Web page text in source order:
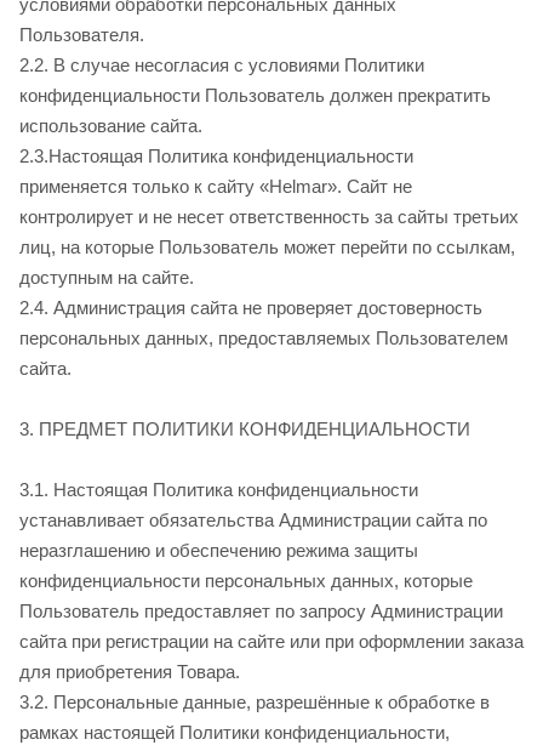
условиями обработки персональных данных
Пользователя.
2.2. В случае несогласия с условиями Политики
конфиденциальности Пользователь должен прекратить
использование сайта.
2.3.Настоящая Политика конфиденциальности
применяется только к сайту «Helmar». Сайт не
контролирует и не несет ответственность за сайты третьих
лиц, на которые Пользователь может перейти по ссылкам,
доступным на сайте.
2.4. Администрация сайта не проверяет достоверность
персональных данных, предоставляемых Пользователем
сайта.
3. ПРЕДМЕТ ПОЛИТИКИ КОНФИДЕНЦИАЛЬНОСТИ
3.1. Настоящая Политика конфиденциальности
устанавливает обязательства Администрации сайта по
неразглашению и обеспечению режима защиты
конфиденциальности персональных данных, которые
Пользователь предоставляет по запросу Администрации
сайта при регистрации на сайте или при оформлении заказа
для приобретения Товара.
3.2. Персональные данные, разрешённые к обработке в
рамках настоящей Политики конфиденциальности,